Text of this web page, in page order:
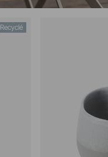
Recyclé